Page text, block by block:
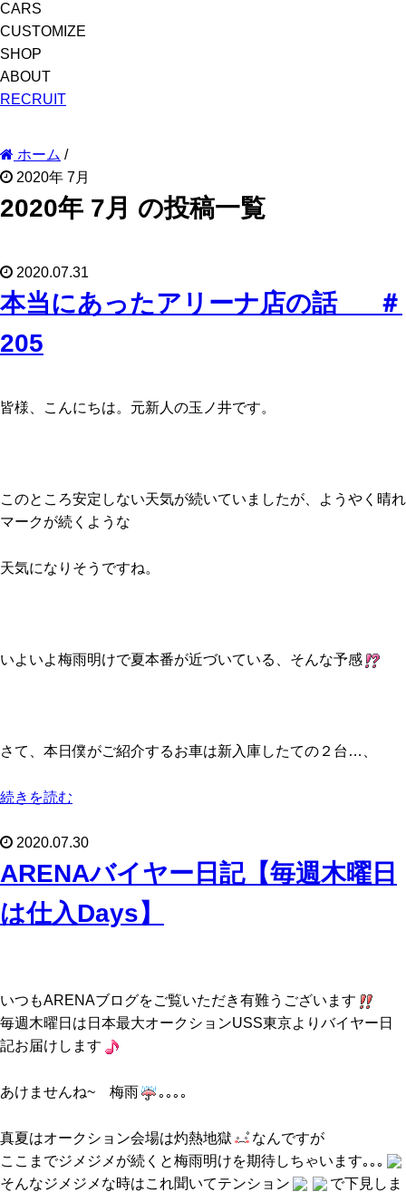
CARS
CUSTOMIZE
SHOP
ABOUT
RECRUIT
ホーム /
2020年 7月
2020年 7月 の投稿一覧
2020.07.31
本当にあったアリーナ店の話 ＃
205
皆様、こんにちは。元新人の玉ノ井です。
このところ安定しない天気が続いていましたが、ようやく晴れ
マークが続くような
天気になりそうですね。
いよいよ梅雨明けで夏本番が近づいている、そんな予感
さて、本日僕がご紹介するお車は新入庫したての２台…、
続きを読む
2020.07.30
ARENAバイヤー日記【毎週木曜日
は仕入Days】
いつもARENAブログをご覧いただき有難うございます
毎週木曜日は日本最大オークションUSS東京よりバイヤー日
記お届けします
あけませんね~ 梅雨 ｡｡｡｡
真夏はオークション会場は灼熱地獄
なんですが
ここまでジメジメが続くと梅雨明けを期待しちゃいます｡｡｡
そんなジメジメな時はこれ聞いてテンション
で下見しま